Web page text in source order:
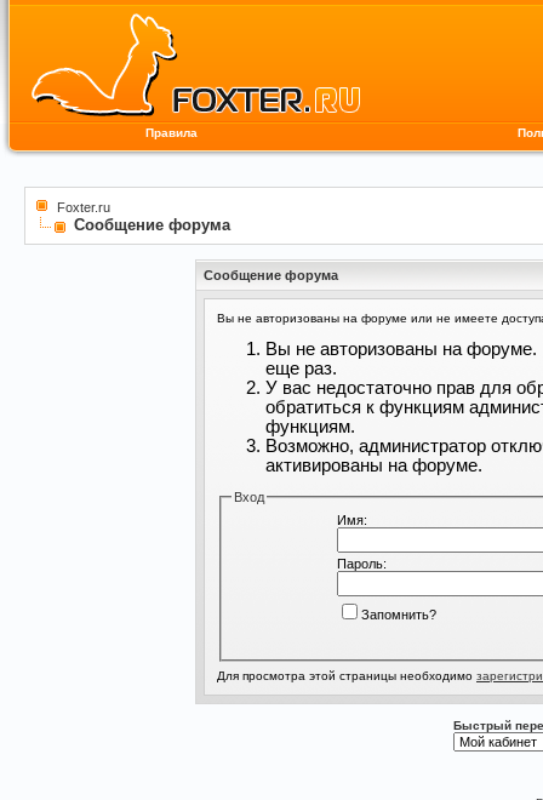
Правила
Foxter.ru
Сообщение форума
Сообщение форума
Вы не авторизованы на форуме или не имеете
Вы не авторизованы на форуме.
еще раз.
У вас недостаточно прав для
обратиться к функциям
функциям.
Возможно, администратор
активированы на форуме.
Вход
Имя:
Пароль:
Запомнить?
Для просмотра этой страницы необходимо
Быстрый